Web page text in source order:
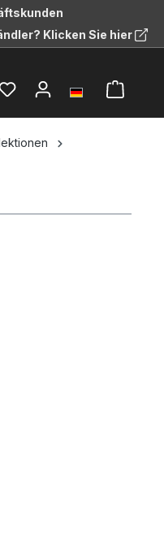
Klicken Sie hier